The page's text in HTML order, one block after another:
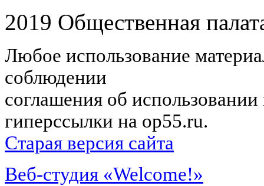
2019 Общественная
Любое использование
соблюдении
соглашения об
гиперссылки на op55.ru.
Старая версия сайта
Веб-студия «Welcome!»